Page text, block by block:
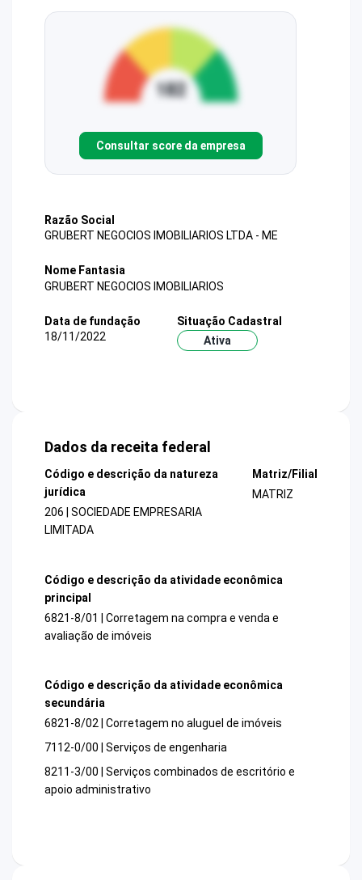
Consultar score da empresa
Razão Social
GRUBERT NEGOCIOS IMOBILIARIOS LTDA - ME
Nome Fantasia
GRUBERT NEGOCIOS IMOBILIARIOS
Data de fundação
18/11/2022
Situação Cadastral
Ativa
Dados da receita federal
Código e descrição da natureza
jurídica
206 | SOCIEDADE EMPRESARIA
LIMITADA
Matriz/Filial
MATRIZ
Código e descrição da atividade econômica
principal
6821-8/01 | Corretagem na compra e venda e
avaliação de imóveis
Código e descrição da atividade econômica
secundária
6821-8/02 | Corretagem no aluguel de imóveis
7112-0/00 | Serviços de engenharia
8211-3/00 | Serviços combinados de escritório e
apoio administrativo